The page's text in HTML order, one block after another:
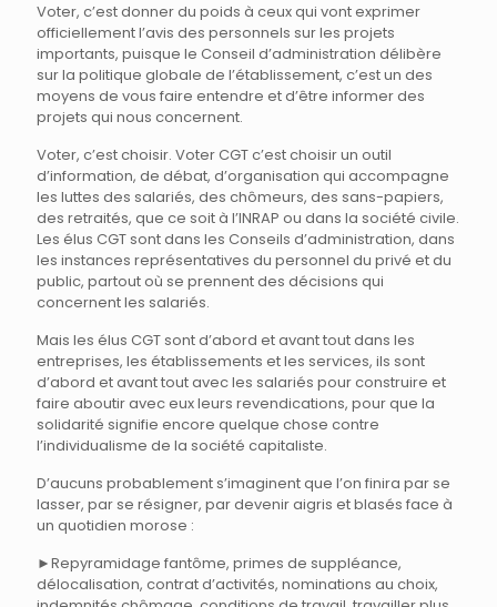
Voter, c’est donner du poids à ceux qui vont exprimer
officiellement l’avis des personnels sur les projets
importants, puisque le Conseil d’administration délibère
sur la politique globale de l’établissement, c’est un des
moyens de vous faire entendre et d’être informer des
projets qui nous concernent.
Voter, c’est choisir. Voter CGT c’est choisir un outil
d’information, de débat, d’organisation qui accompagne
les luttes des salariés, des chômeurs, des sans-papiers,
des retraités, que ce soit à l’INRAP ou dans la société civile.
Les élus CGT sont dans les Conseils d’administration, dans
les instances représentatives du personnel du privé et du
public, partout où se prennent des décisions qui
concernent les salariés.
Mais les élus CGT sont d’abord et avant tout dans les
entreprises, les établissements et les services, ils sont
d’abord et avant tout avec les salariés pour construire et
faire aboutir avec eux leurs revendications, pour que la
solidarité signifie encore quelque chose contre
l’individualisme de la société capitaliste.
D’aucuns probablement s’imaginent que l’on finira par se
lasser, par se résigner, par devenir aigris et blasés face à
un quotidien morose :
►Repyramidage fantôme, primes de suppléance,
délocalisation, contrat d’activités, nominations au choix,